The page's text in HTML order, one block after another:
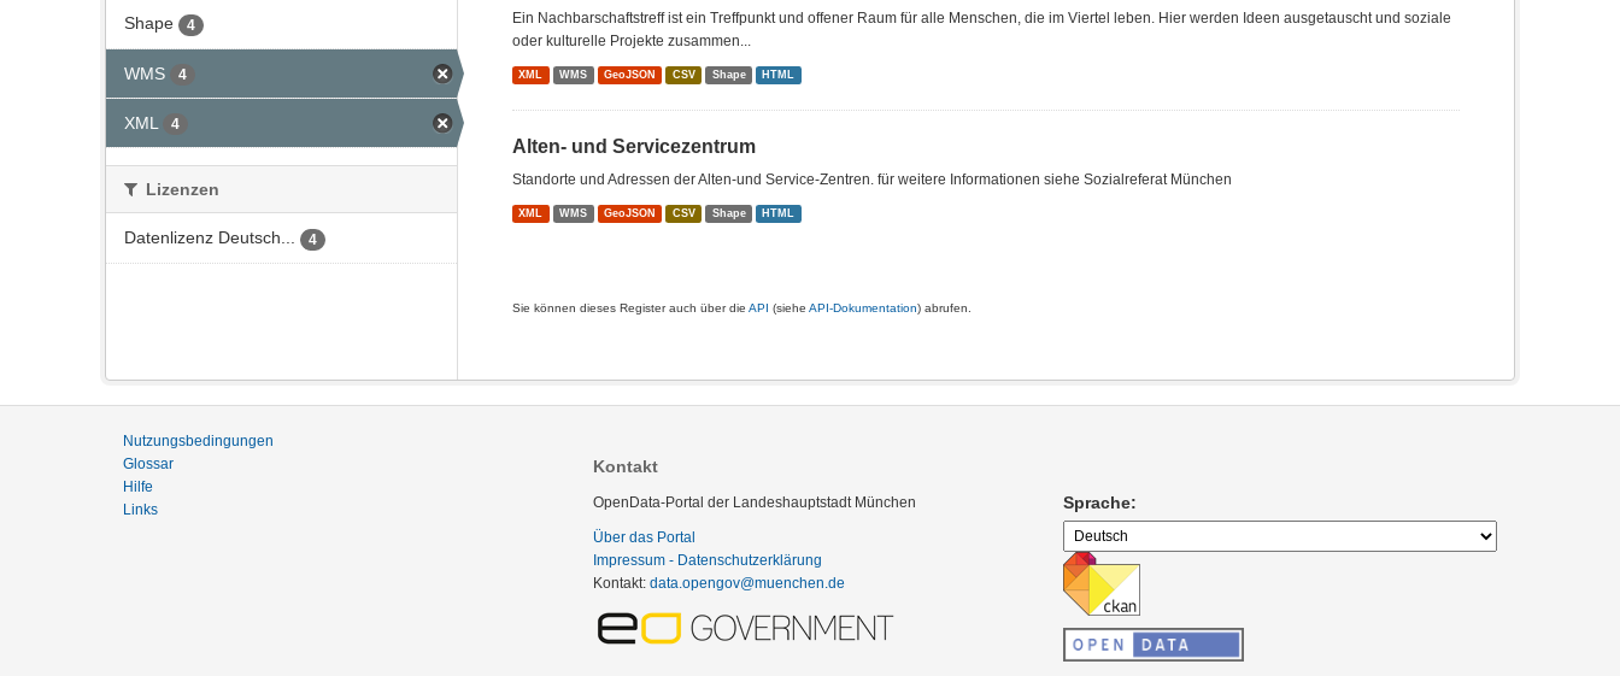
Shape 4
WMS 4
XML 4
Lizenzen
Datenlizenz Deutsch... 4
Ein Nachbarschaftstreff ist ein Treffpunkt und offener Raum für alle Menschen, die im Viertel leben. Hier werden Ideen ausgetauscht und soziale
oder kulturelle Projekte zusammen...
XML WMS GeoJSON CSV Shape HTML
Alten- und Servicezentrum
Standorte und Adressen der Alten-und Service-Zentren. für weitere Informationen siehe Sozialreferat München
XML WMS GeoJSON CSV Shape HTML
Sie können dieses Register auch über die API (siehe API-Dokumentation) abrufen.
Nutzungsbedingungen
Glossar
Hilfe
Links
Kontakt
OpenData-Portal der Landeshauptstadt München
Über das Portal
Impressum - Datenschutzerklärung
Kontakt: data.opengov@muenchen.de
Sprache